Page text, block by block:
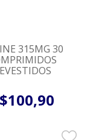
315MG 30
100,90